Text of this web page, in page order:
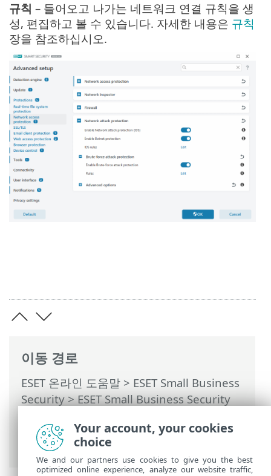
이동 경로
ESET 온라인 도움말 > ESET Small Business
Security>ESET Small Business Security
>네트워크 공격 보호(IDS)> 무차별 공격
보호
규칙 – 들어오고 나가는 네트워크 연결 규칙을 생
성, 편집하고 볼 수 있습니다. 자세한 내용은 규칙
장을 참조하십시오.
Your account, your cookies
choice
We and our partners use cookies to give you the best
optimized online experience, analyze our website traffic,